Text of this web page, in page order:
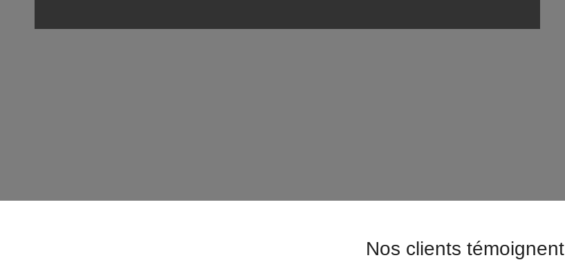
Nos clients témoignent